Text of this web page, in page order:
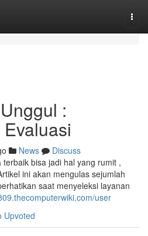
:
News
Discuss
bisa jadi hal yang rumit ,
ini akan mengulas sejumlah
saat menyeleksi layanan
user
Upvoted